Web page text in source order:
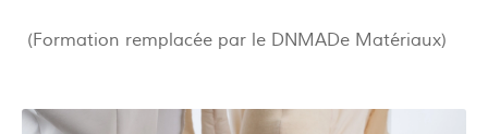
(Formation remplacée par le DNMADe Matériaux)